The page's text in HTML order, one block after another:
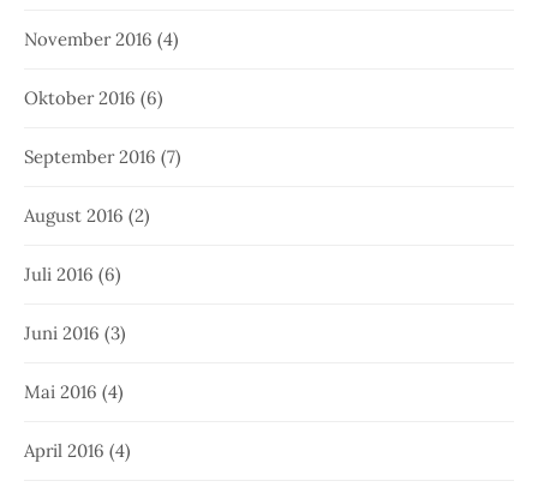
November 2016 (4)
Oktober 2016 (6)
September 2016 (7)
August 2016 (2)
Juli 2016 (6)
Juni 2016 (3)
Mai 2016 (4)
April 2016 (4)